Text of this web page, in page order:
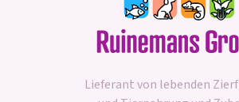
Lieferant von lebenden